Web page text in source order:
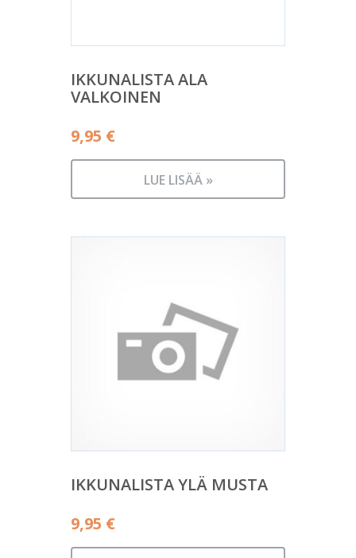
IKKUNALISTA ALA
VALKOINEN
9,95 €
LUE LISÄÄ »
IKKUNALISTA YLÄ MUSTA
9,95 €